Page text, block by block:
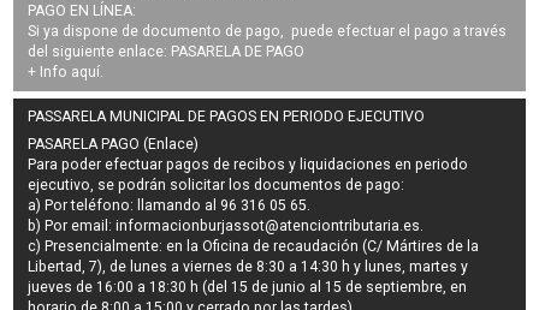
PAGO EN LÍNEA:
Si ya dispone de documento de pago, puede efectuar el pago a través
del siguiente enlace: PASARELA DE PAGO
+ Info aquí.
PASSARELA MUNICIPAL DE PAGOS EN PERIODO EJECUTIVO
PASARELA PAGO (Enlace)
Para poder efectuar pagos derecibos y liquidaciones en periodo
ejecutivo, se podrán solicitar los documentos de pago:
a) Por teléfono: llamando al 96 316 05 65.
b) Por email:informacionburjassot@atenciontributaria.es.
c) Presencialmente: en la Oficina de recaudación (C/ Mártires de la
Libertad, 7), de lunes a viernes de 8:30 a 14:30 h y lunes, martes y
jueves de 16:00 a 18:30 h (del 15 de junio al 15 de septiembre, en